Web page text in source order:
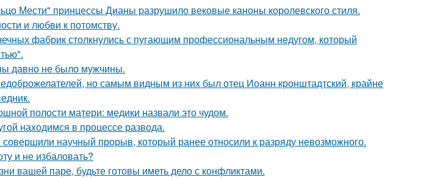
Мести" принцессы Дианы разрушило вековые каноны королевского стиля.
и любви к потомству.
фабрик столкнулись с пугающим профессиональным недугом, который
давно не было мужчины.
но самым видным из них был отец Иоанн кронштадтский, крайне
полости матери: медики назвали это чудом.
находимся в процессе развода.
научный прорыв, который ранее относили к разряду невозможного.
и не избаловать?
вашей паре, будьте готовы иметь дело с конфликтами.